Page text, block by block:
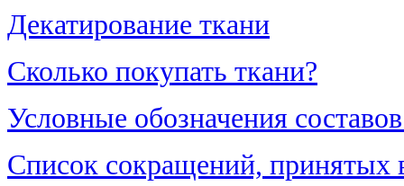
Декатирование ткани
Сколько покупать ткани?
Условные обозначения
Список сокращений, принятых